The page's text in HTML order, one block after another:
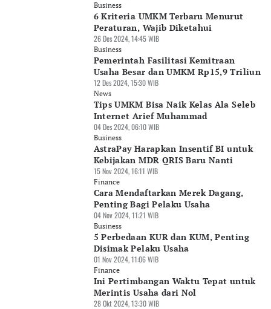
Business
6 Kriteria UMKM Terbaru Menurut
Peraturan, Wajib Diketahui
26 Des 2024, 14:45 WIB
Business
Pemerintah Fasilitasi Kemitraan
Usaha Besar dan UMKM Rp15,9 Triliun
12 Des 2024, 15:30 WIB
News
Tips UMKM Bisa Naik Kelas Ala Seleb
Internet Arief Muhammad
04 Des 2024, 06:10 WIB
Business
AstraPay Harapkan Insentif BI untuk
Kebijakan MDR QRIS Baru Nanti
15 Nov 2024, 16:11 WIB
Finance
Cara Mendaftarkan Merek Dagang,
Penting Bagi Pelaku Usaha
04 Nov 2024, 11:21 WIB
Business
5 Perbedaan KUR dan KUM, Penting
Disimak Pelaku Usaha
01 Nov 2024, 11:06 WIB
Finance
Ini Pertimbangan Waktu Tepat untuk
Merintis Usaha dari Nol
28 Okt 2024, 13:30 WIB